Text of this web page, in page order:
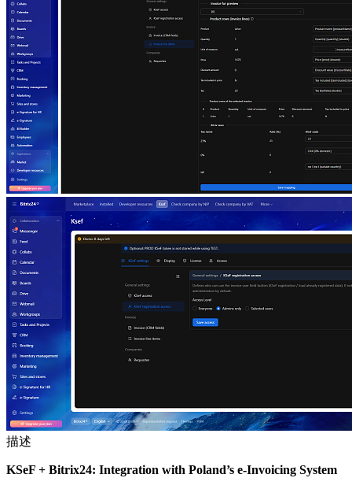
描述
KSeF + Bitrix24: Integration with Poland’s e-Invoicing System